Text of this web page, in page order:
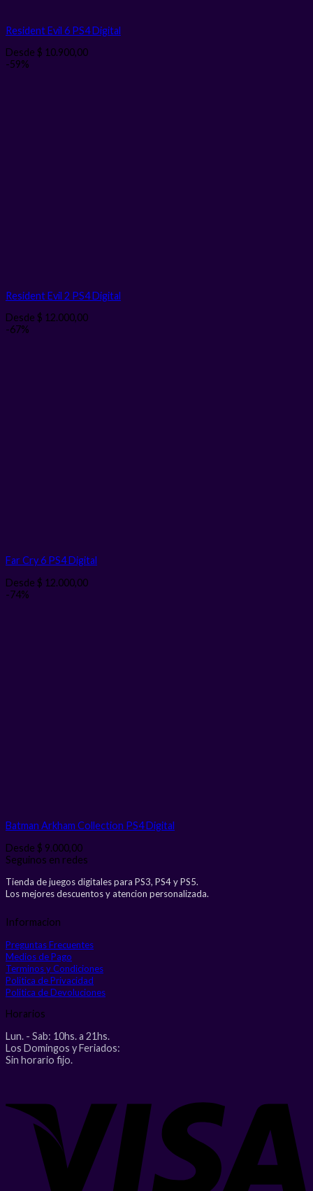
Resident Evil 6 PS4Digital
Desde $ 10.900,00
-59%
Resident Evil 2 PS4Digital
Desde $ 12.000,00
-67%
Far Cry 6 PS4Digital
Desde $ 12.000,00
-74%
Batman Arkham Collection PS4Digital
Desde $ 9.000,00
Seguinos en redes
Tienda de juegos digitales para PS3, PS4 y PS5.
Los mejores descuentos y atencion personalizada.
Informacion
Preguntas Frecuentes
Medios de Pago
Terminos y Condiciones
Politica de Privacidad
Politica de Devoluciones
Horarios
Lun. - Sab: 10hs. a 21hs.
Los Domingos y Feriados:
Sin horario fijo.